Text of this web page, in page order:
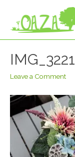
Leave a Comment